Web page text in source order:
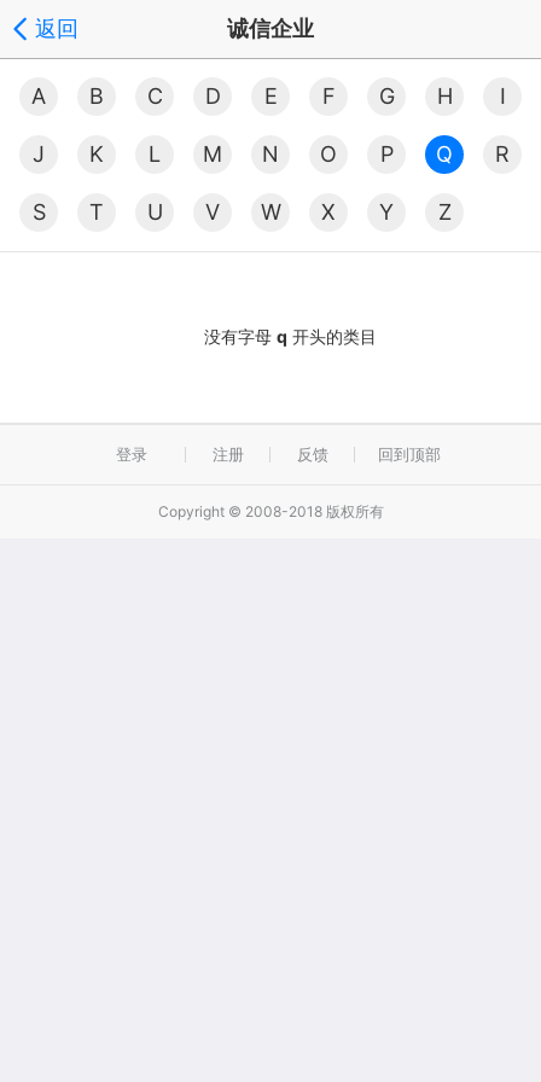
返回 诚信企业
A B C D E F G H I
J K L M N O P Q R
S T U V W X Y Z
没有字母 q 开头的类目
登录 注册 反馈 回到顶部
Copyright © 2008-2018 版权所有